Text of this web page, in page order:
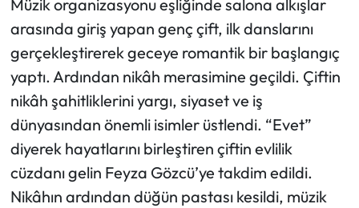
Müzik organizasyonu eşliğinde salona alkışlar
arasında giriş yapan genç çift, ilk danslarını
gerçekleştirerek geceye romantik bir başlangıç
yaptı. Ardından nikâh merasimine geçildi. Çiftin
nikâh şahitliklerini yargı, siyaset ve iş
dünyasından önemli isimler üstlendi. “Evet”
diyerek hayatlarını birleştiren çiftin evlilik
cüzdanı gelin Feyza Gözcü’ye takdim edildi.
Nikâhın ardından düğün pastası kesildi, müzik